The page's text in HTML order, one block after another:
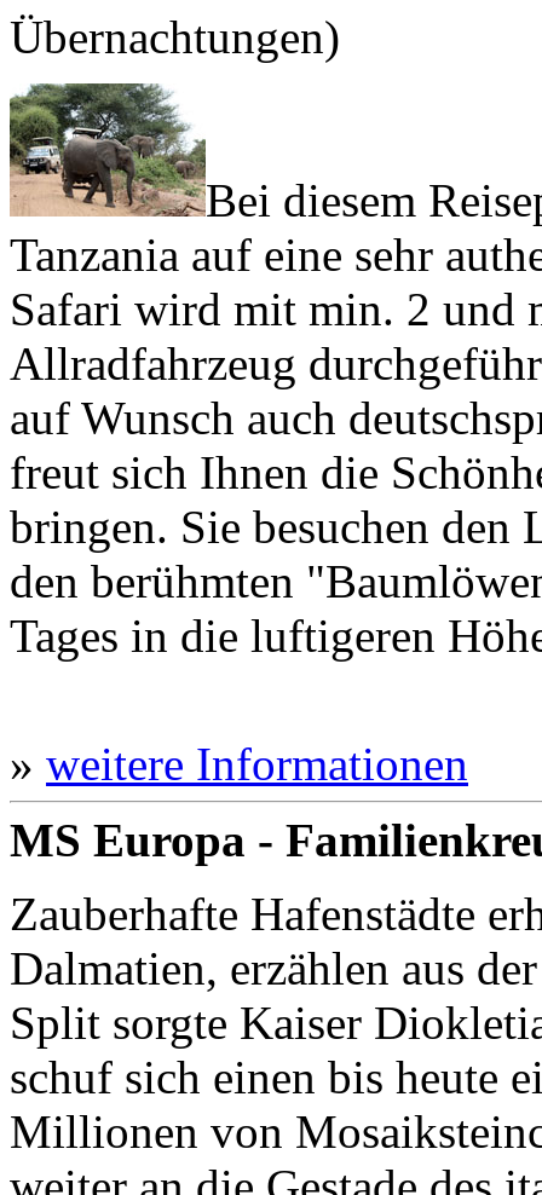
Übernachtungen)
Bei diesem
Tanzania auf eine sehr
Safari wird mit min. 2 und
Allradfahrzeug
auf Wunsch auch
freut sich Ihnen die
bringen. Sie besuchen
den berühmten
Tages in die luftigeren
» weitere Informationen
MS Europa -
Zauberhafte Hafenstädte
Dalmatien, erzählen aus
Split sorgte Kaiser
schuf sich einen bis heute
Millionen von